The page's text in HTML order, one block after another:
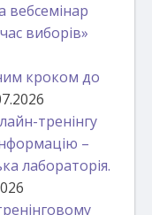
вебсемінар
виборів»
кроком до
тренінгу
–
лабораторія.